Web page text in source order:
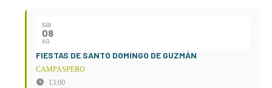
SÁB
08
AG
FIESTAS DE SANTO DOMINGO DE GUZMÁN
CAMPASPERO
13:00